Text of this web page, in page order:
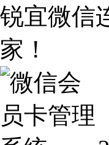
锐宜微信
家！